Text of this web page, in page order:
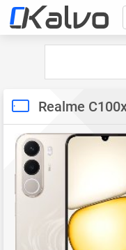
Realme